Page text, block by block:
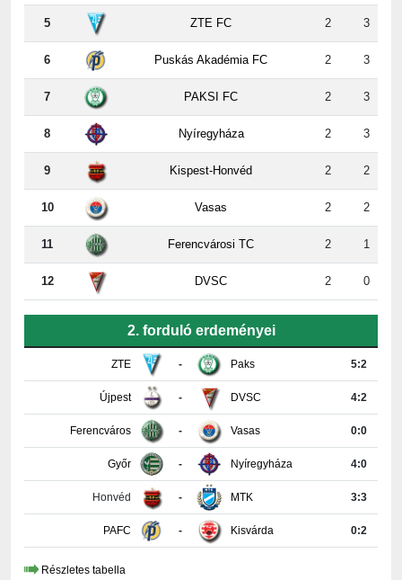
6 Puskás Akadémia FC 2 3
7 PAKSI FC 2 3
8 Nyíregyháza 2 3
9 Kispest-Honvéd 2 2
10 Vasas 2 2
11 Ferencvárosi TC 2 1
12 DVSC 2 0
ZTE - Paks
Újpest DVSC 4:2
Ferencváros Vasas 0:0
Győr Nyíregyháza 4:0
Honvéd MTK 3:3
PAFC Kisvárda 0:2
Részletes tabella